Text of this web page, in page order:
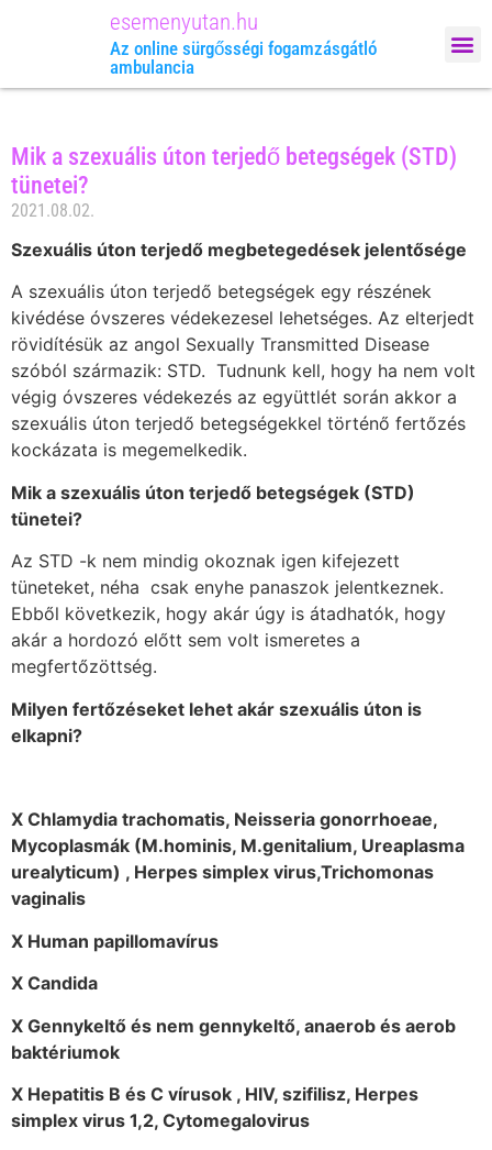
esemenyutan.hu
Az online sürgősségi fogamzásgátló
ambulancia
Mik a szexuális úton terjedő betegségek (STD)
tünetei?
2021.08.02.
Szexuális úton terjedő megbetegedések jelentősége
A szexuális úton terjedő betegségek egy részének
kivédése óvszeres védekezesel lehetséges. Az elterjedt
rövidítésük az angol Sexually Transmitted Disease
szóból származik: STD. Tudnunk kell, hogy ha nem volt
végig óvszeres védekezés az együttlét során akkor a
szexuális úton terjedő betegségekkel történő fertőzés
kockázata is megemelkedik.
Mik a szexuális úton terjedő betegségek (STD)
tünetei?
Az STD -k nem mindig okoznak igen kifejezett
tüneteket, néha csak enyhe panaszok jelentkeznek.
Ebből következik, hogy akár úgy is átadhatók, hogy
akár a hordozó előtt sem volt ismeretes a
megfertőzöttség.
Milyen fertőzéseket lehet akár szexuális úton is
elkapni?
X Chlamydia trachomatis, Neisseria gonorrhoeae,
Mycoplasmák (M.hominis, M.genitalium, Ureaplasma
urealyticum) , Herpes simplex virus,Trichomonas
vaginalis
X Human papillomavírus
X Candida
X Gennykeltő és nem gennykeltő, anaerob és aerob
baktériumok
X Hepatitis B és C vírusok , HIV, szifilisz, Herpes
simplex virus 1,2, Cytomegalovirus